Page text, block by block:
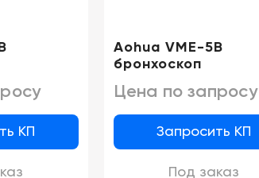
КП
Aohua VME-5B
бронхоскоп
Цена по запросу
Запросить КП
Под заказ